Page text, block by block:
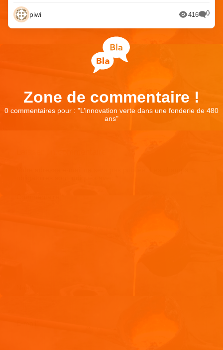
piwi 416 0
Zone de commentaire !
0 commentaires pour : "L’innovation verte dans une fonderie de 480
ans"